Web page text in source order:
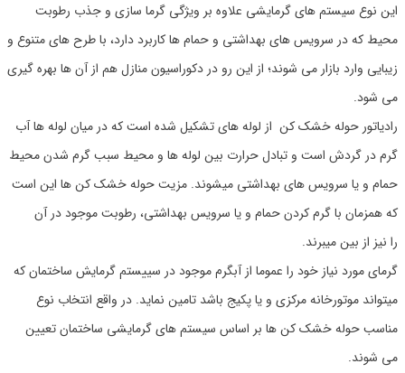
این نوع سیستم های گرمایشی علاوه بر ویژگی گرما سازی و جذب رطوبت
محیط که در سرویس های بهداشتی و حمام ها کاربرد دارد، با طرح های متنوع و
زیبایی وارد بازار می شوند؛ از این رو در دکوراسیون منازل هم از آن ها بهره گیری
می شود.
رادیاتور حوله خشک کن از لوله های تشکیل شده است که در میان لوله ها آب
گرم در گردش است و تبادل حرارت بین لوله ها و محیط سبب گرم شدن محیط
حمام و یا سرویس های بهداشتی میشوند. مزیت حوله خشک کن ها این است
که همزمان با گرم کردن حمام و یا سرویس بهداشتی، رطوبت موجود در آن
را نیز از بین میبرند.
گرمای مورد نیاز خود را عموما از آبگرم موجود در سییستم گرمایش ساختمان که
میتواند موتورخانه مرکزی و یا پکیج باشد تامین نماید. در واقع انتخاب نوع
مناسب حوله خشک کن ها بر اساس سیستم های گرمایشی ساختمان تعیین
می شوند.